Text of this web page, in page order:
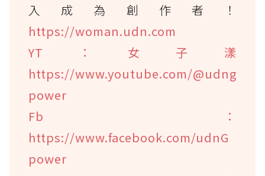
入成為創作者！
https://woman.udn.com
YT：女子漾
https://www.youtube.com/@udng
power
Fb：
https://www.facebook.com/udnG
power